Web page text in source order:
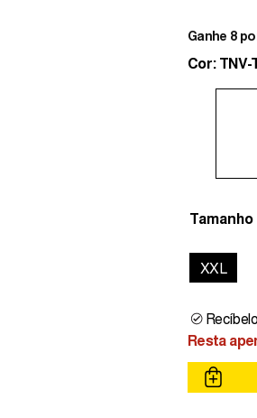
Ganhe 8
Cor: TNV-
Tamanho
XXL
Resta